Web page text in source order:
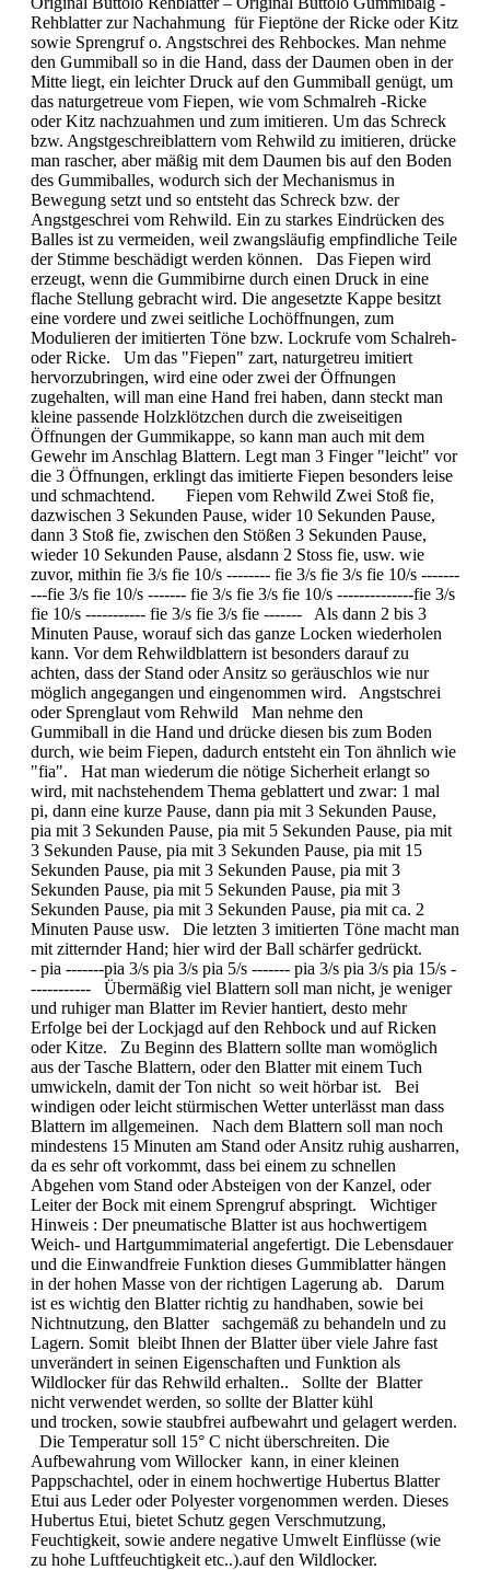
Rehblatter zur Nachahmung für Fieptöne der Ricke oder Kitz
sowie Sprengruf o. Angstschrei des Rehbockes. Man nehme
den Gummiball so in die Hand, dass der Daumen oben in der
Mitte liegt, ein leichter Druck auf den Gummiball genügt, um
das naturgetreue vom Fiepen, wie vom Schmalreh -Ricke
oder Kitz nachzuahmen und zum imitieren. Um das Schreck
bzw. Angstgeschreiblattern vom Rehwild zu imitieren, drücke
man rascher, aber mäßig mit dem Daumen bis auf den Boden
des Gummiballes, wodurch sich der Mechanismus in
Bewegung setzt und so entsteht das Schreck bzw. der
Angstgeschrei vom Rehwild. Ein zu starkes Eindrücken des
Balles ist zu vermeiden, weil zwangsläufig empfindliche Teile
der Stimme beschädigt werden können. Das Fiepen wird
erzeugt, wenn die Gummibirne durch einen Druck in eine
flache Stellung gebracht wird. Die angesetzte Kappe besitzt
eine vordere und zwei seitliche Lochöffnungen, zum
Modulieren der imitierten Töne bzw. Lockrufe vom Schalreh-
oder Ricke. Um das "Fiepen" zart, naturgetreu imitiert
hervorzubringen, wird eine oder zwei der Öffnungen
zugehalten, will man eine Hand frei haben, dann steckt man
kleine passende Holzklötzchen durch die zweiseitigen
Öffnungen der Gummikappe, so kann man auch mit dem
Gewehr im Anschlag Blattern. Legt man 3 Finger "leicht" vor
die 3 Öffnungen, erklingt das imitierte Fiepen besonders leise
und schmachtend. Fiepen vom Rehwild Zwei Stoß fie,
dazwischen 3 Sekunden Pause, wider 10 Sekunden Pause,
dann 3 Stoß fie, zwischen den Stößen 3 Sekunden Pause,
wieder 10 Sekunden Pause, alsdann 2 Stoss fie, usw. wie
zuvor, mithin fie 3/s fie 10/s -------- fie 3/s fie 3/s fie 10/s -------
---fie 3/s fie 10/s ------- fie 3/s fie 3/s fie 10/s --------------fie 3/s
fie 10/s ----------- fie 3/s fie 3/s fie ------- Als dann 2 bis 3
Minuten Pause, worauf sich das ganze Locken wiederholen
kann. Vor dem Rehwildblattern ist besonders darauf zu
achten, dass der Stand oder Ansitz so geräuschlos wie nur
möglich angegangen und eingenommen wird. Angstschrei
oder Sprenglaut vom Rehwild Man nehme den
Gummiball in die Hand und drücke diesen bis zum Boden
durch, wie beim Fiepen, dadurch entsteht ein Ton ähnlich wie
"fia". Hat man wiederum die nötige Sicherheit erlangt so
wird, mit nachstehendem Thema geblattert und zwar: 1 mal
pi, dann eine kurze Pause, dann pia mit 3 Sekunden Pause,
pia mit 3 Sekunden Pause, pia mit 5 Sekunden Pause, pia mit
3 Sekunden Pause, pia mit 3 Sekunden Pause, pia mit 15
Sekunden Pause, pia mit 3 Sekunden Pause, pia mit 3
Sekunden Pause, pia mit 5 Sekunden Pause, pia mit 3
Sekunden Pause, pia mit 3 Sekunden Pause, pia mit ca. 2
Minuten Pause usw. Die letzten 3 imitierten Töne macht man
mit zitternder Hand; hier wird der Ball schärfer gedrückt.
- pia -------pia 3/s pia 3/s pia 5/s ------- pia 3/s pia 3/s pia 15/s -
----------- Übermäßig viel Blattern soll man nicht, je weniger
und ruhiger man Blatter im Revier hantiert, desto mehr
Erfolge bei der Lockjagd auf den Rehbock und auf Ricken
oder Kitze. Zu Beginn des Blattern sollte man womöglich
aus der Tasche Blattern, oder den Blatter mit einem Tuch
umwickeln, damit der Ton nicht so weit hörbar ist. Bei
windigen oder leicht stürmischen Wetter unterlässt man dass
Blattern im allgemeinen. Nach dem Blattern soll man noch
mindestens 15 Minuten am Stand oder Ansitz ruhig ausharren,
da es sehr oft vorkommt, dass bei einem zu schnellen
Abgehen vom Stand oder Absteigen von der Kanzel, oder
Leiter der Bock mit einem Sprengruf abspringt. Wichtiger
Hinweis : Der pneumatische Blatter ist aus hochwertigem
Weich- und Hartgummimaterial angefertigt. Die Lebensdauer
und die Einwandfreie Funktion dieses Gummiblatter hängen
in der hohen Masse von der richtigen Lagerung ab. Darum
ist es wichtig den Blatter richtig zu handhaben, sowie bei
Nichtnutzung, den Blatter sachgemäß zu behandeln und zu
Lagern. Somit bleibt Ihnen der Blatter über viele Jahre fast
unverändert in seinen Eigenschaften und Funktion als
Wildlocker für das Rehwild erhalten.. Sollte der Blatter
nicht verwendet werden, so sollte der Blatter kühl
und trocken, sowie staubfrei aufbewahrt und gelagert werden.
Die Temperatur soll 15° C nicht überschreiten. Die
Aufbewahrung vom Willocker kann, in einer kleinen
Pappschachtel, oder in einem hochwertige Hubertus Blatter
Etui aus Leder oder Polyester vorgenommen werden. Dieses
Hubertus Etui, bietet Schutz gegen Verschmutzung,
Feuchtigkeit, sowie andere negative Umwelt Einflüsse (wie
zu hohe Luftfeuchtigkeit etc..).auf den Wildlocker.